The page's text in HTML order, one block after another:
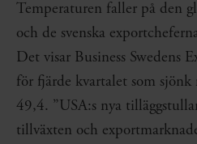
Temperaturen faller på den
och de svenska
Det visar Business Swedens
för fjärde kvartalet som
49,4. ”USA:s nya
tillväxten och